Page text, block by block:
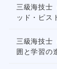
三級海技士
ッド・ピス
三級海技士
囲と学習の